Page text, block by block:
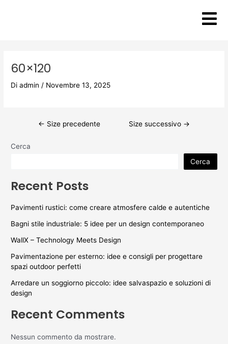
60×120
Diadmin / Novembre 13, 2025
← Size precedente Size successivo →
Cerca
Cerca
Recent Posts
Pavimenti rustici: come creare atmosfere calde e autentiche
Bagni stile industriale: 5 idee per un design contemporaneo
WallX – Technology Meets Design
Pavimentazione per esterno: idee e consigli per progettare
spazi outdoor perfetti
Arredare un soggiorno piccolo: idee salvaspazio e soluzioni di
design
Recent Comments
Nessun commento da mostrare.